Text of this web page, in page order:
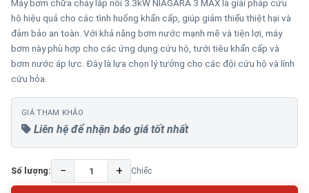
Máy bơm chữa cháy lắp nổi 3.3kW NIAGARA 3 MAX là giải pháp cứu
hộ hiệu quả cho các tình huống khẩn cấp, giúp giảm thiểu thiệt hại và
đảm bảo an toàn. Với khả năng bơm nước mạnh mẽ và tiện lợi, máy
bơm này phù hợp cho các ứng dụng cứu hộ, tưới tiêu khẩn cấp và
bơm nước áp lực. Đây là lựa chọn lý tưởng cho các đội cứu hộ và lính
cứu hỏa.
GIÁ THAM KHẢO
Liên hệ để nhận báo giá tốt nhất
Số lượng: − + Chiếc